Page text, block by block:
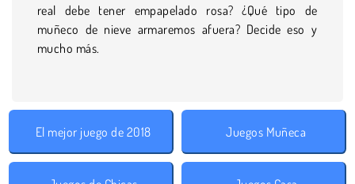
real debe tener empapelado rosa? ¿Qué tipo de
muñeco de nieve armaremos afuera? Decide eso y
mucho más.
El mejor juego de 2018 Juegos Muñeca